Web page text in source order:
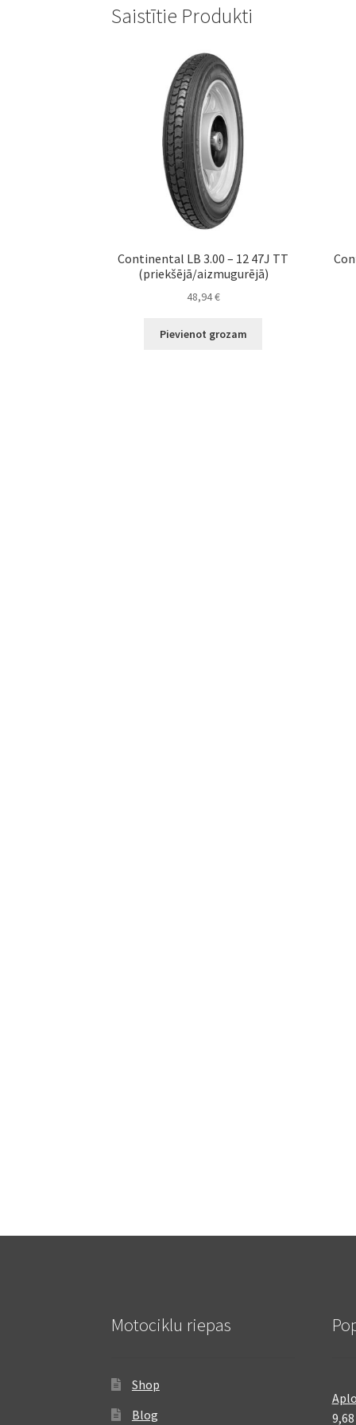
Saistītie Produkti
Continental LB 3.00 – 12 47J TT
(priekšējā/aizmugurējā)
48,94€
Pievienot grozam
Motociklu riepas
Shop
Blog
9,68